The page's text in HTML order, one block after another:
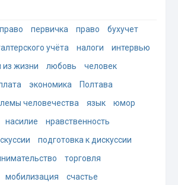
первичка право
бухучет
учёта
налоги
интервью
из жизни любовь
человек
экономика
Полтава
человечества язык
юмор
насилие
нравственность
подготовка к дискуссии
торговля
мобилизация
счастье